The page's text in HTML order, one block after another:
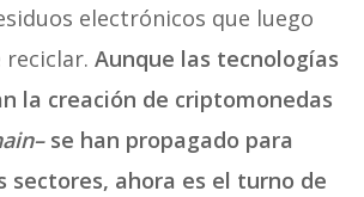
electrónicos que luego
reciclar.Aunque las tecnologías
la creación de criptomonedas
se han propagado para
sectores, ahora es el turno de